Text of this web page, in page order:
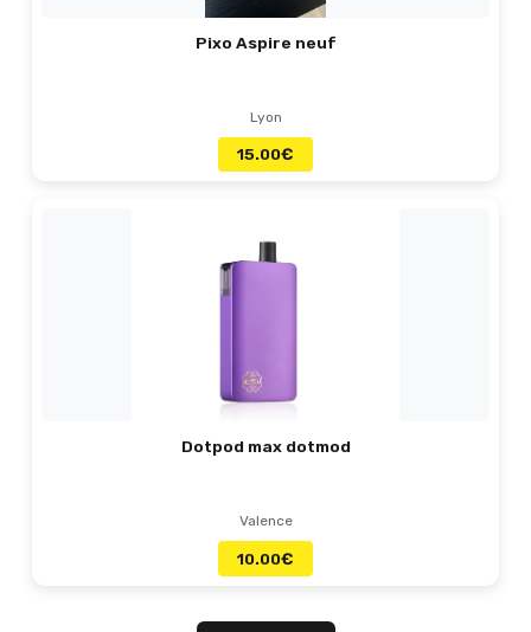
Pixo Aspire neuf
Lyon
15.00€
Dotpod max dotmod
Valence
10.00€